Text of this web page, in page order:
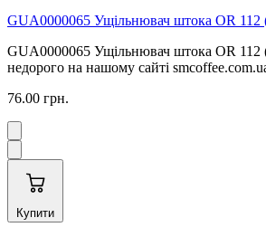
GUA0000065 Ущільнювач штока OR 112
GUA0000065 Ущільнювач штока OR 112
недорого на нашому сайті
76.00 грн.
Купити